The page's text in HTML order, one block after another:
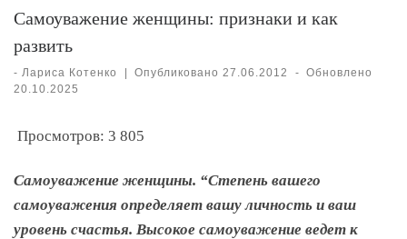
Самоуважение женщины: признаки и как
развить
- Лариса Котенко Опубликовано27.06.2012 - Обновлено
20.10.2025
Просмотров: 3 805
Самоуважение женщины. “Степень вашего
самоуважения определяет вашу личность и ваш
уровень счастья. Высокое самоуважение ведет к